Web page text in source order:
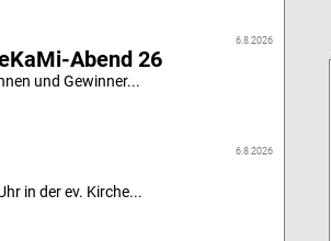
6.8.2026
Abend 26
und Gewinner...
6.8.2026
in der ev. Kirche...